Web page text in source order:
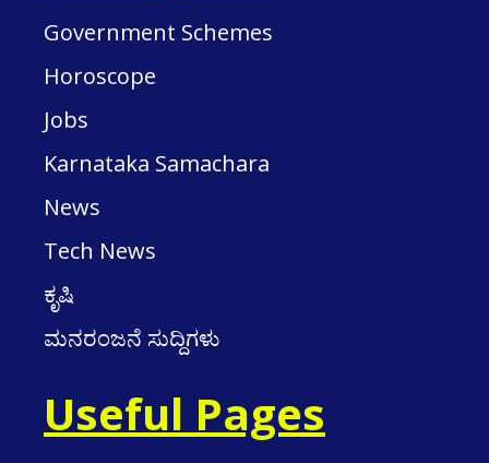
Government Schemes
Horoscope
Jobs
Karnataka Samachara
News
Tech News
ಕೃಷಿ
ಮನರಂಜನೆ ಸುದ್ದಿಗಳು
Useful Pages